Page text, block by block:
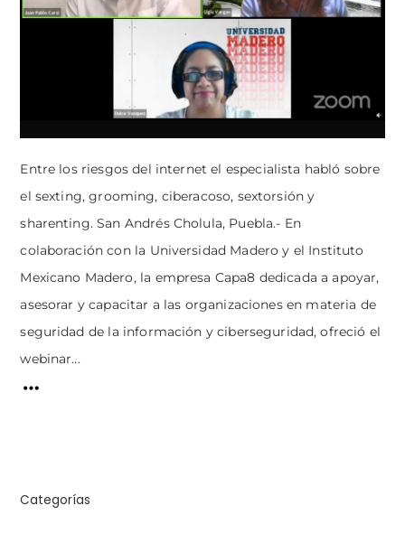
Entre los riesgos del internet el especialista habló sobre
el sexting, grooming, ciberacoso, sextorsión y
sharenting. San Andrés Cholula, Puebla.- En
colaboración con la Universidad Madero y el Instituto
Mexicano Madero, la empresa Capa8 dedicada a apoyar,
asesorar y capacitar a las organizaciones en materia de
seguridad de la información y ciberseguridad, ofreció el
webinar...
Categorías